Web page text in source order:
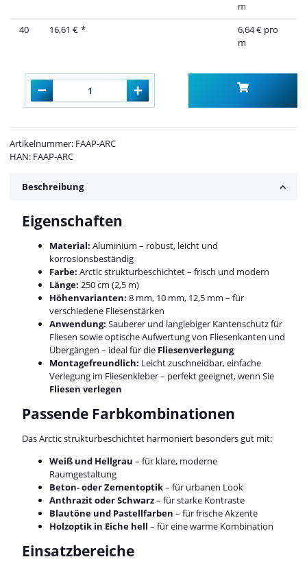
m
40
16,61 € *
6,64 € pro
m
Artikelnummer: FAAP-ARC
HAN: FAAP-ARC
Beschreibung
Eigenschaften
Material: Aluminium – robust, leicht und
korrosionsbeständig
Farbe: Arctic strukturbeschichtet – frisch und modern
Länge: 250 cm (2,5 m)
Höhenvarianten: 8 mm, 10 mm, 12,5 mm – für
verschiedene Fliesenstärken
Anwendung: Sauberer und langlebiger Kantenschutz für
Fliesen sowie optische Aufwertung von Fliesenkanten und
Übergängen – ideal für die Fliesenverlegung
Montagefreundlich: Leicht zuschneidbar, einfache
Verlegung im Fliesenkleber – perfekt geeignet, wenn Sie
Fliesen verlegen
Passende Farbkombinationen
Das Arctic strukturbeschichtet harmoniert besonders gut mit:
Weiß und Hellgrau – für klare, moderne
Raumgestaltung
Beton- oder Zementoptik– für urbanen Look
Anthrazit oder Schwarz– für starke Kontraste
Blautöne und Pastellfarben – für frische Akzente
Holzoptik in Eiche hell – für eine warme Kombination
Einsatzbereiche